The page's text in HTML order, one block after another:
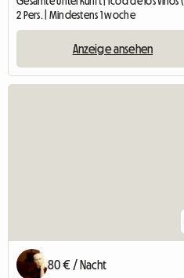
2 Pers. | Mindestens 1 woche
Anzeige ansehen
80 € / Nacht